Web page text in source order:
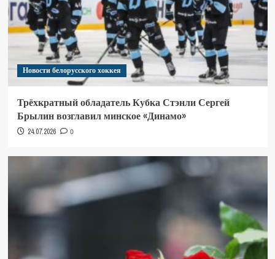
Новости белорусского хоккея
Трёхкратный обладатель Кубка Стэнли Сергей
Брылин возглавил минское «Динамо»
24.07.2026 0